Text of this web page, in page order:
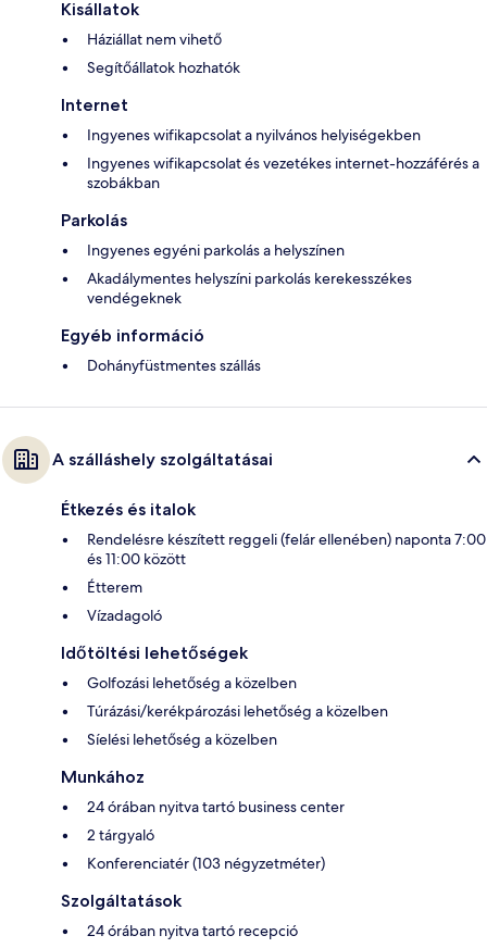
Kisállatok
Háziállat nem vihető
Segítőállatok hozhatók
Internet
Ingyenes wifikapcsolat a nyilvános helyiségekben
Ingyenes wifikapcsolat és vezetékes internet-hozzáférés a
szobákban
Parkolás
Ingyenes egyéni parkolás a helyszínen
Akadálymentes helyszíni parkolás kerekesszékes
vendégeknek
Egyéb információ
Dohányfüstmentes szállás
A szálláshely szolgáltatásai
Étkezés és italok
Rendelésre készített reggeli (felár ellenében) naponta 7:00
és 11:00 között
Étterem
Vízadagoló
Időtöltési lehetőségek
Golfozási lehetőség a közelben
Túrázási/kerékpározási lehetőség a közelben
Síelési lehetőség a közelben
Munkához
24 órában nyitva tartó business center
2 tárgyaló
Konferenciatér (103 négyzetméter)
Szolgáltatások
24 órában nyitva tartó recepció